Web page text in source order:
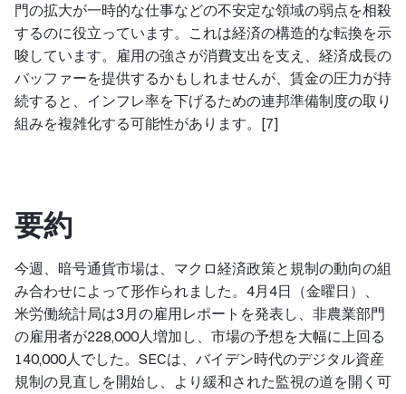
門の拡大が一時的な仕事などの不安定な領域の弱点を相殺
するのに役立っています。これは経済の構造的な転換を示
唆しています。雇用の強さが消費支出を支え、経済成長の
バッファーを提供するかもしれませんが、賃金の圧力が持
続すると、インフレ率を下げるための連邦準備制度の取り
組みを複雑化する可能性があります。[7]
要約
今週、暗号通貨市場は、マクロ経済政策と規制の動向の組
み合わせによって形作られました。4月4日（金曜日）、
米労働統計局は3月の雇用レポートを発表し、非農業部門
の雇用者が228,000人増加し、市場の予想を大幅に上回る
140,000人でした。SECは、バイデン時代のデジタル資産
規制の見直しを開始し、より緩和された監視の道を開く可